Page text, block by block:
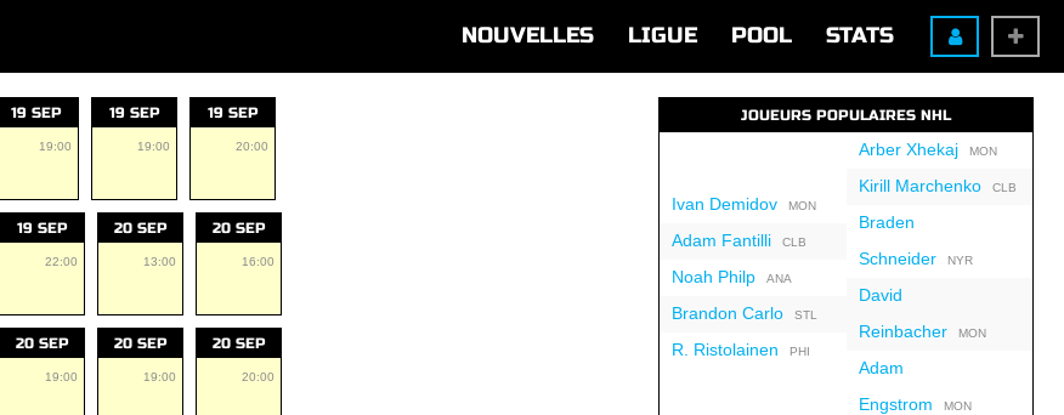
NOUVELLES LIGUE POOL STATS
19 SEP
19:00
19 SEP
19:00
19 SEP
20:00
19 SEP
22:00
20 SEP
13:00
20 SEP
16:00
20 SEP
19:00
20 SEP
19:00
20 SEP
20:00
JOUEURS POPULAIRES NHL
Ivan DemidovMON
Adam FantilliCLB
Noah PhilpANA
Brandon CarloSTL
R. Ristolainen PHI
Arber XhekajMON
Kirill MarchenkoCLB
Braden
SchneiderNYR
David
ReinbacherMON
Adam
Engstrom MON